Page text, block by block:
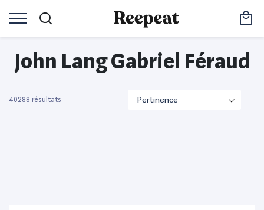
John Lang Gabriel Féraud
40288 résultats